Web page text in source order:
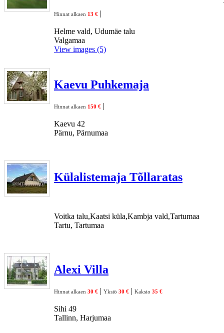
Hinnat alkaen 13 € |
Helme vald, Udumäe talu
Valgamaa
View images (5)
Kaevu Puhkemaja
Hinnat alkaen 150 € |
Kaevu 42
Pärnu, Pärnumaa
Külalistemaja Tõllaratas
Voitka talu,Kaatsi küla,Kambja vald,Tartumaa
Tartu, Tartumaa
Alexi Villa
Hinnat alkaen 30 € | Yksiö 30 € | Kaksio 35 €
Sihi 49
Tallinn, Harjumaa